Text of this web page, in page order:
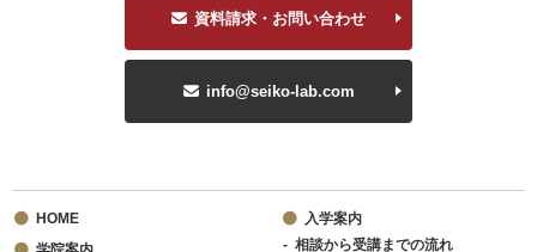
資料請求・お問い合わせ
info@seiko-lab.com
HOME
学院案内
入学案内
相談から受講までの流れ